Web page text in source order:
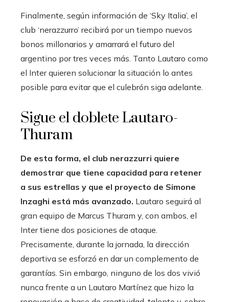
Finalmente, según información de ‘Sky Italia’, el
club ‘nerazzurro’ recibirá por un tiempo nuevos
bonos millonarios y amarrará el futuro del
argentino por tres veces más. Tanto Lautaro como
el Inter quieren solucionar la situación lo antes
posible para evitar que el culebrón siga adelante.
Sigue el doblete Lautaro-
Thuram
De esta forma, el club nerazzurri quiere
demostrar que tiene capacidad para retener
a sus estrellas y que el proyecto de Simone
Inzaghi está más avanzado. Lautaro seguirá al
gran equipo de Marcus Thuram y, con ambos, el
Inter tiene dos posiciones de ataque.
Precisamente, durante la jornada, la dirección
deportiva se esforzó en dar un complemento de
garantías. Sin embargo, ninguno de los dos vivió
nunca frente a un Lautaro Martínez que hizo la